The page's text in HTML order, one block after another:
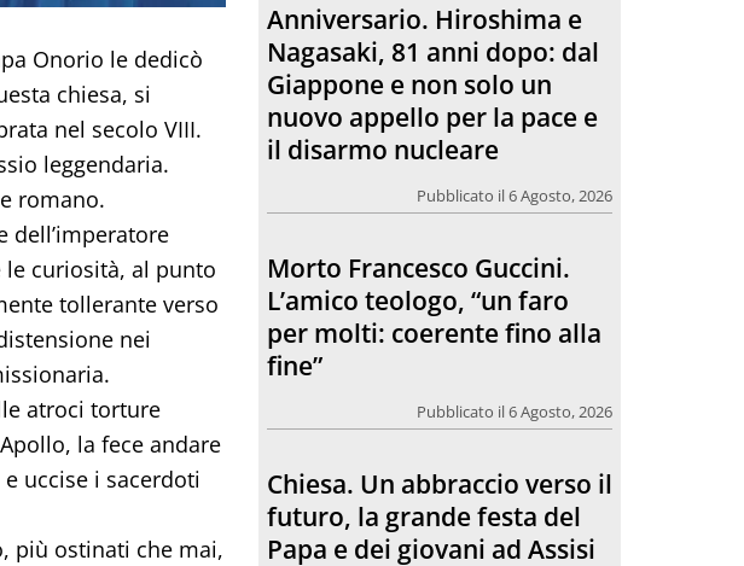
Onorio le dedicò
chiesa, si
nel secolo VIII.
leggendaria.
romano.
dell’imperatore
le curiosità, al punto
tollerante verso
nei
atroci torture
la fece andare
uccise i sacerdoti
più ostinati che mai,
Morto Francesco Guccini.
L’amico teologo, “un faro
per molti: coerente fino alla
fine”
Pubblicato il 6 Agosto, 2026
Chiesa. Un abbraccio verso il
futuro, la grande festa del
Papa e dei giovani ad Assisi
“La pace nasce dalle
relazioni”